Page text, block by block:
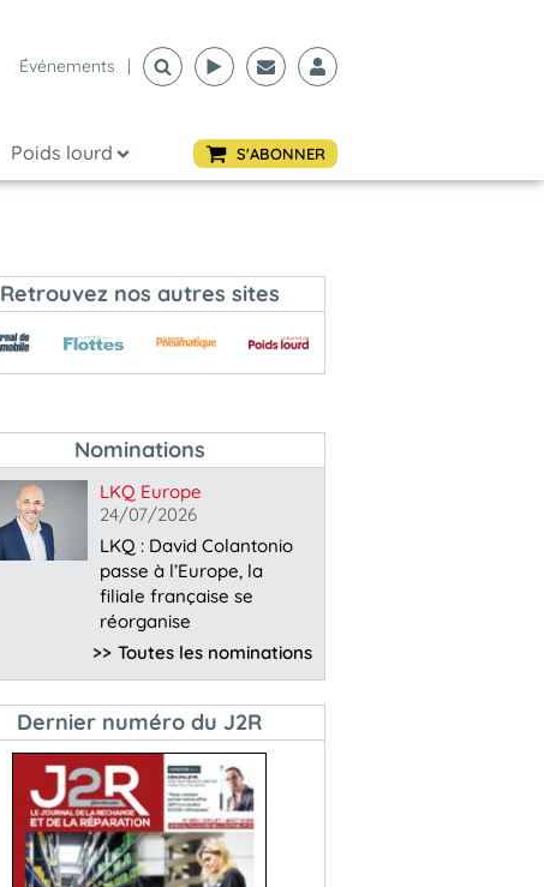
Événements |
Poids lourd S'ABONNER
Retrouvez nos autres sites
Nominations
LKQ Europe
24/07/2026
LKQ : David Colantonio
passe à l’Europe, la
filiale française se
réorganise
>> Toutes les nominations
Dernier numéro du J2R